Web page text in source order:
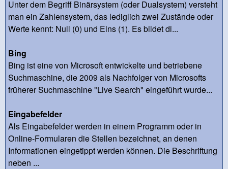
Unter dem Begriff Binärsystem (oder Dualsystem) versteht
man ein Zahlensystem, das lediglich zwei Zustände oder
Werte kennt: Null (0) und Eins (1). Es bildet di...
Bing
Bing ist eine von Microsoft entwickelte und betriebene
Suchmaschine, die 2009 als Nachfolger von Microsofts
früherer Suchmaschine "Live Search" eingeführt wurde...
Eingabefelder
Als Eingabefelder werden in einem Programm oder in
Online-Formularen die Stellen bezeichnet, an denen
Informationen eingetippt werden können. Die Beschriftung
neben ...